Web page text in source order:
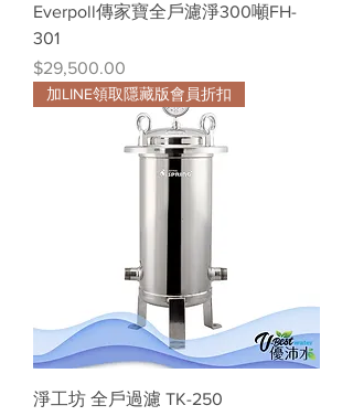
Everpoll傳家寶全戶濾淨300噸FH-
301
價格
$29,500.00
加LINE領取隱藏版會員折扣
淨工坊 全戶過濾 TK-250